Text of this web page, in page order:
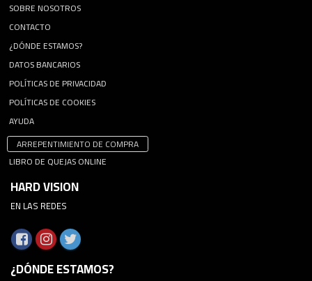
SOBRE NOSOTROS
CONTACTO
¿DÓNDE ESTAMOS?
DATOS BANCARIOS
POLÍTICAS DE PRIVACIDAD
POLÍTICAS DE COOKIES
AYUDA
ARREPENTIMIENTO DE COMPRA
LIBRO DE QUEJAS ONLINE
HARD VISION
EN LAS REDES
¿DÓNDE ESTAMOS?